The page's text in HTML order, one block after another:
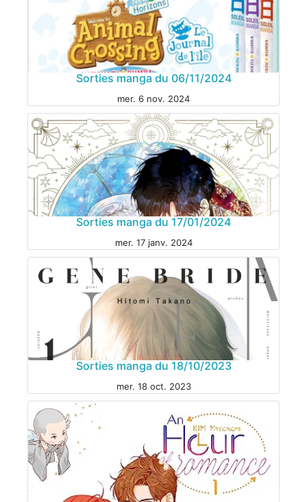
MANGA
Sorties manga du 06/11/2024
mer. 6 nov. 2024
MANGA
Sorties manga du 17/01/2024
mer. 17 janv. 2024
Sorties manga du 18/10/2023
mer. 18 oct. 2023